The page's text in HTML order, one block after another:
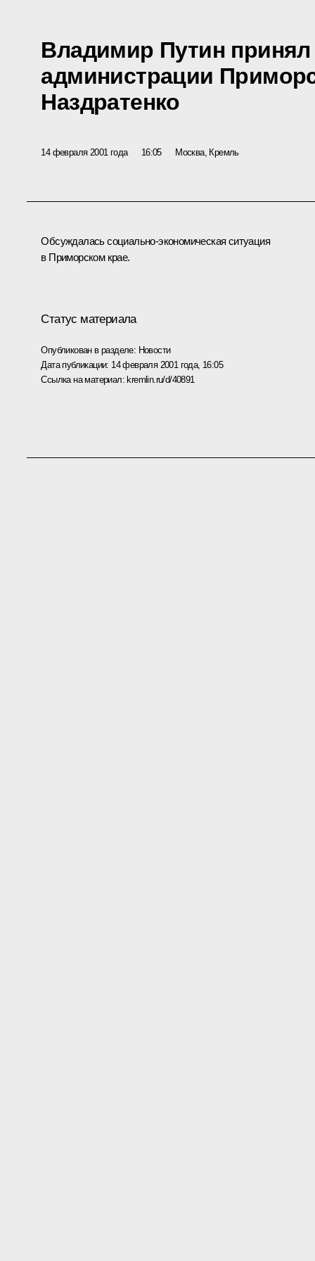
Владимир Путин
администрации
Наздратенко
14 февраля 2001 года 16:05 Москва, Кремль
Обсуждалась социально-экономическая ситуация
в Приморском крае.
Статус материала
Опубликован в разделе: Новости
Дата публикации: 14 февраля 2001 года, 16:05
Ссылка на материал:kremlin.ru/d/40891